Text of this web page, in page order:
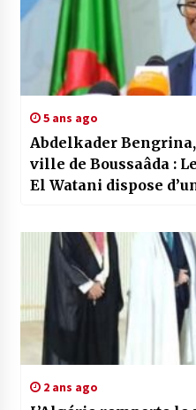
5 ans ago
Abdelkader
ville de Boussaâda :
El Watani dispose
2 ans ago